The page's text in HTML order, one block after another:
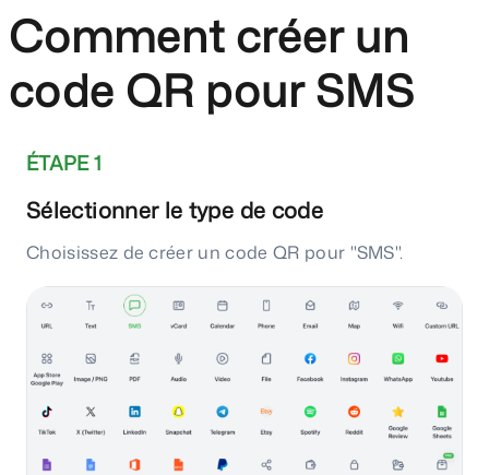
Comment créer un
code QR pour SMS
ÉTAPE 1
Sélectionner le type de code
Choisissez de créer un code QR pour "SMS".